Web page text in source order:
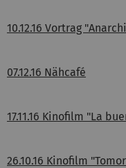
10.12.16 Vortrag
07.12.16 Nähcafé
17.11.16 Kinofilm "La
26.10.16 Kinofilm